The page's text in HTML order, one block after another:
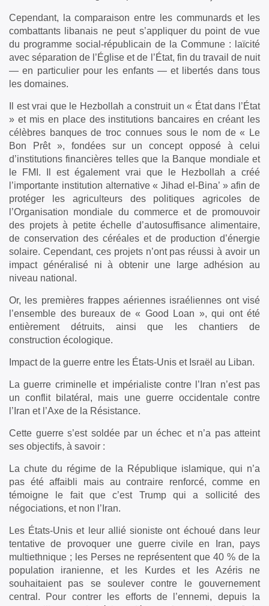
Cependant, la comparaison entre les communards et les
combattants libanais ne peut s’appliquer du point de vue
du programme social-républicain de la Commune : laïcité
avec séparation de l’Église et de l’État, fin du travail de nuit
— en particulier pour les enfants — et libertés dans tous
les domaines.
Il est vrai que le Hezbollah a construit un « État dans l’État
» et mis en place des institutions bancaires en créant les
célèbres banques de troc connues sous le nom de « Le
Bon Prêt », fondées sur un concept opposé à celui
d’institutions financières telles que la Banque mondiale et
le FMI. Il est également vrai que le Hezbollah a créé
l’importante institution alternative « Jihad el-Bina’ » afin de
protéger les agriculteurs des politiques agricoles de
l’Organisation mondiale du commerce et de promouvoir
des projets à petite échelle d’autosuffisance alimentaire,
de conservation des céréales et de production d’énergie
solaire. Cependant, ces projets n’ont pas réussi à avoir un
impact généralisé ni à obtenir une large adhésion au
niveau national.
Or, les premières frappes aériennes israéliennes ont visé
l’ensemble des bureaux de « Good Loan », qui ont été
entièrement détruits, ainsi que les chantiers de
construction écologique.
Impact de la guerre entre les États-Unis et Israël au Liban.
La guerre criminelle et impérialiste contre l’Iran n’est pas
un conflit bilatéral, mais une guerre occidentale contre
l’Iran et l’Axe de la Résistance.
Cette guerre s’est soldée par un échec et n’a pas atteint
ses objectifs, à savoir :
La chute du régime de la République islamique, qui n’a
pas été affaibli mais au contraire renforcé, comme en
témoigne le fait que c’est Trump qui a sollicité des
négociations, et non l’Iran.
Les États-Unis et leur allié sioniste ont échoué dans leur
tentative de provoquer une guerre civile en Iran, pays
multiethnique ; les Perses ne représentent que 40 % de la
population iranienne, et les Kurdes et les Azéris ne
souhaitaient pas se soulever contre le gouvernement
central. Pour contrer les efforts de l’ennemi, depuis la